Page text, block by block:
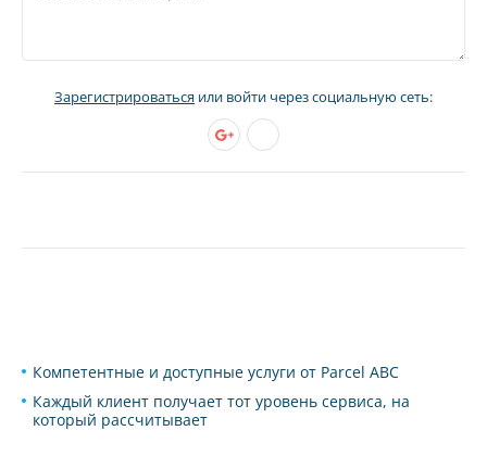
Зарегистрироваться или войти через социальную сеть:
Компетентные и доступные услуги от Parcel ABC
Каждый клиент получает тот уровень сервиса, на
который рассчитывает